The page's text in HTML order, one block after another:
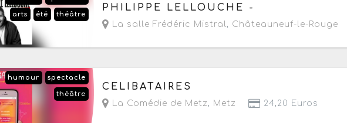
théâtre
été
arts
Du jeudi 17 au vendredi 18 septembre 2026
PHILIPPE LELLOUCHE -
La salle Frédéric Mistral, Châteauneuf-le-Rouge
spectacle
humour
théâtre
Du jeudi 17 au dimanche 20 septembre 2026
CELIBATAIRES
La Comédie de Metz, Metz 24,20 Euros